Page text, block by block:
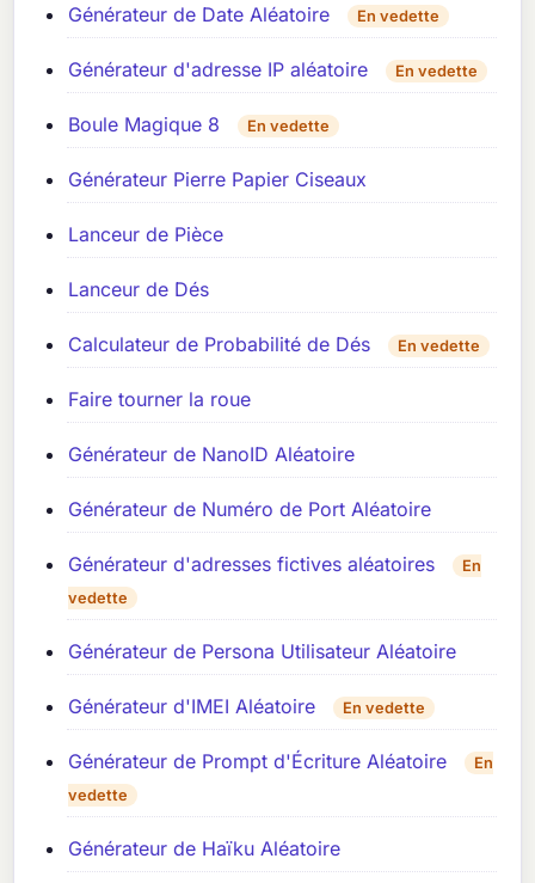
Générateur de Date Aléatoire En vedette
Générateur d'adresse IP aléatoire En vedette
Boule Magique 8 En vedette
Générateur Pierre Papier Ciseaux
Lanceur de Pièce
Lanceur de Dés
Calculateur de Probabilité de Dés En vedette
Faire tourner la roue
Générateur de NanoID Aléatoire
Générateur de Numéro de Port Aléatoire
Générateur d'adresses fictives aléatoires
En
vedette
Générateur de Persona Utilisateur Aléatoire
Générateur d'IMEI Aléatoire En vedette
Générateur de Prompt d'Écriture Aléatoire
En
vedette
Générateur de Haïku Aléatoire